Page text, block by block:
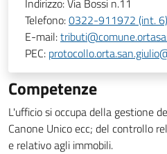
Indirizzo:Via Bossi n.11
Telefono:0322-911972 (int. 6)
E-mail:
PEC:
Competenze
L'ufficio si occupa della gestione
Canone Unico ecc; del controllo
e relativo agli immobili.